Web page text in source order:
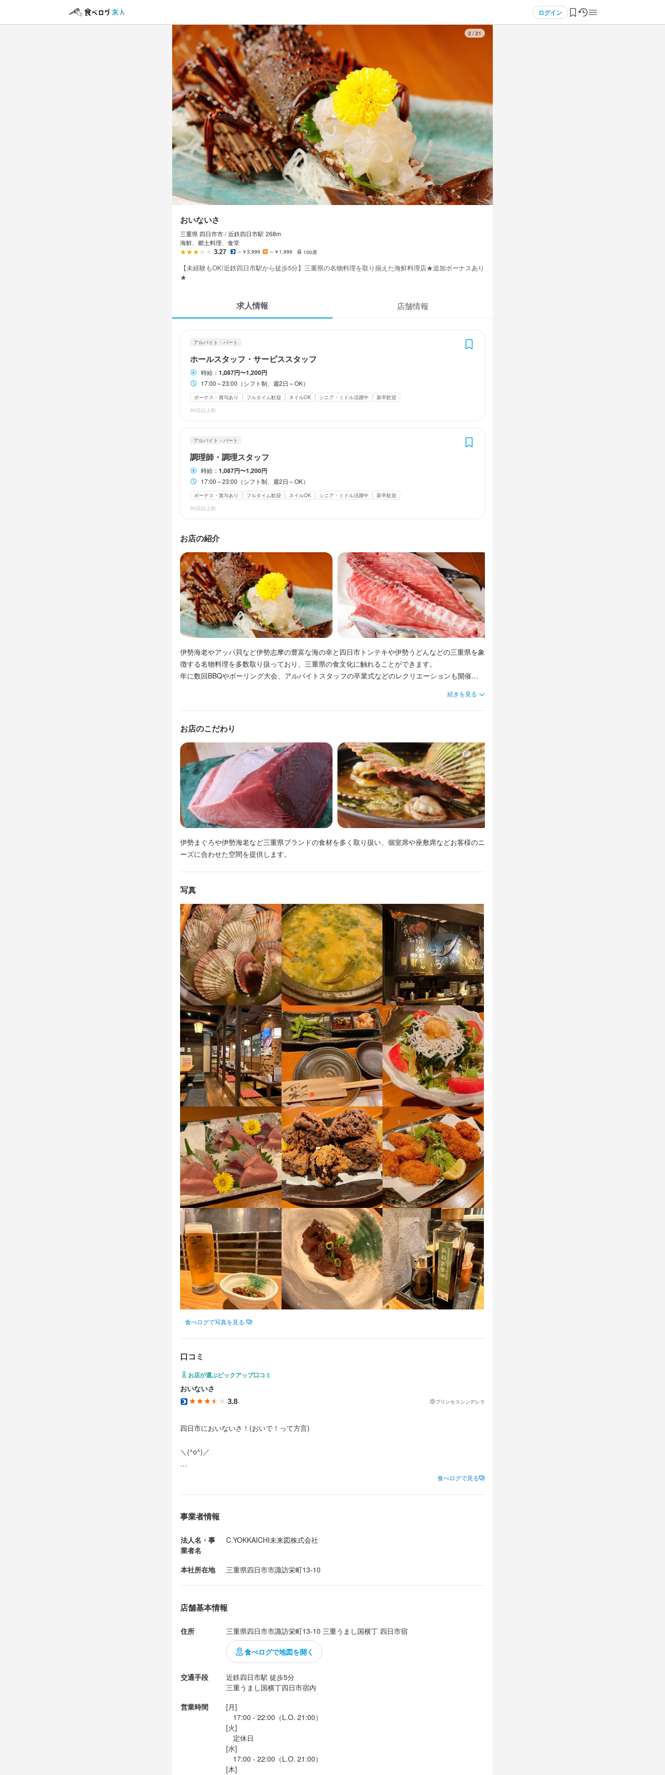
ログイン
3 / 21
おいないさ
三重県 四日市市 / 近鉄四日市駅 268m
海鮮、郷土料理、食堂
3.27 ～￥3,999 ～￥1,999 100席
【未経験もOK!近鉄四日市駅から徒歩5分】三重県の名物料理を取り揃えた海鮮料理店★追加ボーナスあり
★
求人情報 店舗情報
アルバイト・パート
ホールスタッフ・サービススタッフ
時給： 1,087円〜1,200円
17:00～23:00（シフト制、週2日～OK）
ボーナス・賞与あり フルタイム歓迎 ネイルOK シニア・ミドル活躍中
新卒歓迎
30日以上前
アルバイト・パート
調理師・調理スタッフ
時給： 1,087円〜1,200円
17:00～23:00（シフト制、週2日～OK）
ボーナス・賞与あり フルタイム歓迎 ネイルOK シニア・ミドル活躍中
新卒歓迎
30日以上前
お店の紹介
伊勢海老やアッパ貝など伊勢志摩の豊富な海の幸と四日市トンテキや伊勢うどんなどの三重県を象
徴する名物料理を多数取り扱っており、三重県の食文化に触れることができます。
年に数回BBQやボーリング大会、アルバイトスタッフの卒業式などのレクリエーションも開催し
続きを見る
お店のこだわり
伊勢まぐろや伊勢海老など三重県ブランドの食材を多く取り扱い、個室席や座敷席などお客様のニ
写真
食べログで写真を見る
口コミ
お店が選ぶピックアップ口コミ
おいないさ
3.8 プリンセスシンデレラ
四日市においないさ！(おいで！って方言)
＼(^o^)／
四日市でマルシェに参加した後、仲良しメンバーで楽しんで来ました。
車だったのでジンジャーエールで乾杯！
1ドリンク付きおまかせ3000円（税込）ポッキリコースでお願いしました。
お刺身、めっちゃ新鮮ででした。
から揚げが下味が染み込んでてバリ美味でした。めっちゃジューシー！☆*:.。.o(≧▽≦)o.。.:*☆
小海老のかき揚げ
エビマヨ
〆は伊勢うどんで！
食べログで見る
事業者情報
法人名・事
業者名
C.YOKKAICHI未来図株式会社
本社所在地 三重県四日市市諏訪栄町13-10
店舗基本情報
住所 三重県四日市市諏訪栄町13-10 三重うまし国横丁 四日市宿
食べログで地図を開く
交通手段
近鉄四日市駅 徒歩5分
三重うまし国横丁四日市宿内
営業時間
[月]
17:00 - 22:00（L.O. 21:00）
[火]
定休日
[水]
17:00 - 22:00（L.O. 21:00）
[木]
求人を選択する
バイト ホールスタッフ 時給：1,087円〜1,200円
バイト 調理師・調理スタッフ 時給：1,087円〜1,200円
求人を選択する
バイト ホールスタッフ 時給：1,137円〜1,200円
求人を選択する
バイト ホールスタッフ 時給：1,195円〜1,800円
求人を選択する
正社員 店長候補 月給：25万円〜
アルバイト・パート おいないさ
ホールスタッフ・サービススタッフ
ホールスタッフ・サービススタッフ
時給1,087円〜1,200円
ボーナス・賞与あり 昇給あり
勤務時間
17:00～23:00（シフト制、週2日～OK）
終電考慮あり ダブルワーク・副業OK フルタイム歓迎 長期勤務歓迎 週2日からOK 週4日以上OK
シフト制
自由シフト制(毎回、時間・曜日を選べる)
休日・休暇
月の前半と後半ごとのシフト制
土日祝のみ勤務OK
・売り上げに対する賞与、ボーナスあり
・制服貸与
・客席全席禁煙(喫煙スペースあり)
・金曜、土曜時給+50円
・不定期社内イベントあり(ボウリング大会、BBQなど)
まかない・食事補助あり 制服貸与 研修制度あり
学歴不問 未経験者歓迎
スタッフの平均年齢20代
応募者全員と面接
仕事内容
【接客スタッフ】
・席のバッシング、セット、清掃
・ドリンク作成(※)
・仕入れ、棚卸(※)
・他スタッフ、新人スタッフへの指導(※)
(※業務レベルに応じて追加)
この仕事のおすすめポイント
【勤務態度に応じた昇給制度あり】
勤務シフトへの協力性、業務に対する積極性、向上心等を考慮した昇給制度あり
(課題に対して店長や社員スタッフからの回答の前に自身で最善案を考えることで自己の成長に繋
がる)
【毎月前半/後半の希望シフト制】
基本的には希望シフトに沿った勤務日程
(スタッフの不足している日の追加シフト依頼あり)
身に付くスキル
包丁さばき 盛り付け技術 高級食材の知識 日本酒の知識 焼酎の知識 ウイスキーの知識 魚の知識
野菜の知識
食器の知識
サービスマナー メニュー開発
応募資格
歓迎スキル・経験
コミュニケーション能力 飲食店での調理経験 飲食店での接客経験 調理師免許
求める人物像
・向上心のある方
・人と接する仕事に興味のある方
・美味しい料理で人を喜ばせたい方
・好奇心を持って仕事に取り組める方
・誠実に仕事に取り組める方
・チームで仕事することに意欲的な方
選考の流れ
応募後、こちらから連絡させていただき面接を行います。原則3日以内に面接結果の通達し、採用
の場合初出勤の日程を連絡します。
お店の採用担当者からのメッセージ
少しでも興味をお持ちでしたら、ぜひお気軽にご応募ください。ご応募を心よりお待ちしており
ます。
店名
おいないさ
勤務地
三重県四日市市諏訪栄町13-10 三重うまし国横丁 四日市宿
連絡先
059-354-2000
C.YOKKAICHI未来図株式会社
最終更新日2026/01/10
アルバイト・パート おいないさ
調理師・調理スタッフ
調理師・調理スタッフ
時給1,087円〜1,200円
ボーナス・賞与あり 昇給あり
勤務時間
17:00～23:00（シフト制、週2日～OK）
終電考慮あり ダブルワーク・副業OK フルタイム歓迎 長期勤務歓迎 週2日からOK 週4日以上OK
シフト制
自由シフト制(毎回、時間・曜日を選べる)
休日・休暇
月の前半と後半ごとのシフト制
土日祝のみ勤務OK
・売り上げに対する賞与、ボーナスあり
・制服貸与
・客席全席禁煙(喫煙スペースあり)
・金曜、土曜時給+50円
・不定期社内イベントあり(ボウリング大会、BBQなど)
まかない・食事補助あり 制服貸与 研修制度あり
学歴不問 未経験者歓迎
スタッフの平均年齢20代
応募者全員と面接
仕事内容
【調理スタッフ】
・洗い場
・仕入れ、棚卸(※)
・他スタッフ、新人スタッフへの指導(※)
(※業務レベルに応じて追加)
この仕事のおすすめポイント
【勤務態度に応じた昇給制度あり】
勤務シフトへの協力性、業務に対する積極性、向上心等を考慮した昇給制度あり
1日の売り上げに対する貢献度に応じたボーナス支給あり
がる)
【毎月前半/後半の希望シフト制】
基本的には希望シフトに沿った勤務日程
(スタッフの不足している日の追加シフト依頼あり)
身に付くスキル
包丁さばき 盛り付け技術 高級食材の知識 日本酒の知識 焼酎の知識 ウイスキーの知識 魚の知識
野菜の知識
食器の知識
サービスマナー メニュー開発 仕入れ・食材の目利き
応募資格
歓迎スキル・経験
コミュニケーション能力 飲食店での調理経験 飲食店での接客経験 調理師免許
求める人物像
・向上心のある方
・人と接する仕事に興味のある方
・美味しい料理で人を喜ばせたい方
・好奇心を持って仕事に取り組める方
・誠実に仕事に取り組める方
・チームで仕事することに意欲的な方
選考の流れ
応募後、こちらから連絡させていただき面接を行います。原則3日以内に面接結果の通達し、採用
の場合初出勤の日程を連絡します。
お店の採用担当者からのメッセージ
少しでも興味をお持ちでしたら、ぜひお気軽にご応募ください。ご応募を心よりお待ちしており
ます。
店名
おいないさ
勤務地
三重県四日市市諏訪栄町13-10 三重うまし国横丁 四日市宿
連絡先
059-354-2000
最終更新日2026/01/10